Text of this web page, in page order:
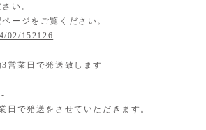
い。
ージをご覧ください。
02/152126
営業日で発送致します
日で発送をさせていただきます。